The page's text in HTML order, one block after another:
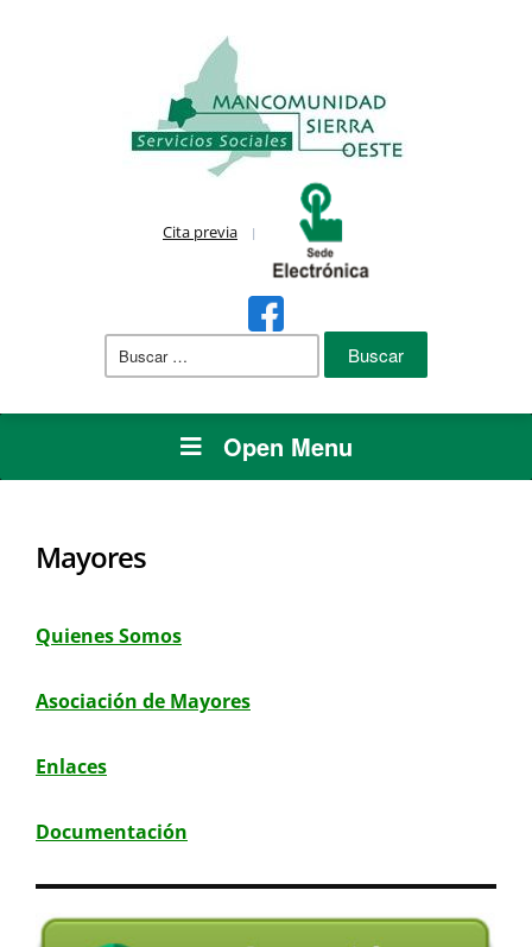
Cita previa
Buscar:
Open Menu
Mayores
Quienes Somos
Asociación de Mayores
Enlaces
Documentación